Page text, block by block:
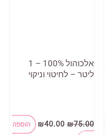
אלכוהול 100% – 1
ליטר – לחיטוי וניקוי
₪75.00
המחיר
המקורי
₪40.00
המחיר
הנוכחי
הוספה